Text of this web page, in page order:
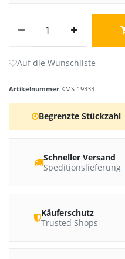
Artikelnummer KMS-19333
Begrenzte Stückzahl
Schneller Versand
Speditionslieferung
Käuferschutz
Trusted Shops